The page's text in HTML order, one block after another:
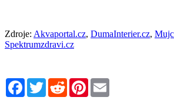
Zdroje: Akvaportal.cz, DumaInterier.cz,
Spektrumzdravi.cz
FacebookTwitterRedditPinterest